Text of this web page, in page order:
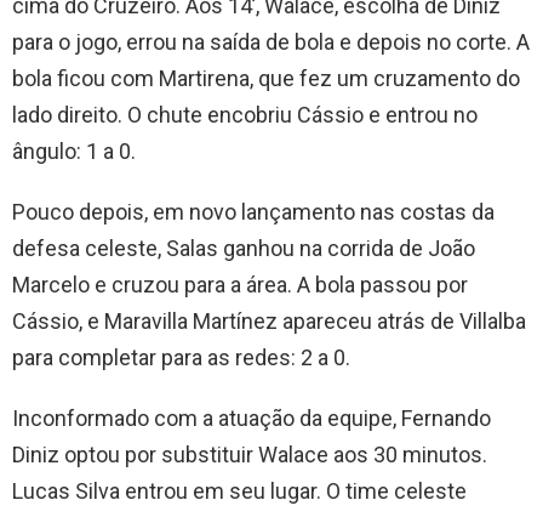
cima do Cruzeiro. Aos 14’, Walace, escolha de Diniz
para o jogo, errou na saída de bola e depois no corte. A
bola ficou com Martirena, que fez um cruzamento do
lado direito. O chute encobriu Cássio e entrou no
ângulo: 1 a 0.
Pouco depois, em novo lançamento nas costas da
defesa celeste, Salas ganhou na corrida de João
Marcelo e cruzou para a área. A bola passou por
Cássio, e Maravilla Martínez apareceu atrás de Villalba
para completar para as redes: 2 a 0.
Inconformado com a atuação da equipe, Fernando
Diniz optou por substituir Walace aos 30 minutos.
Lucas Silva entrou em seu lugar. O time celeste